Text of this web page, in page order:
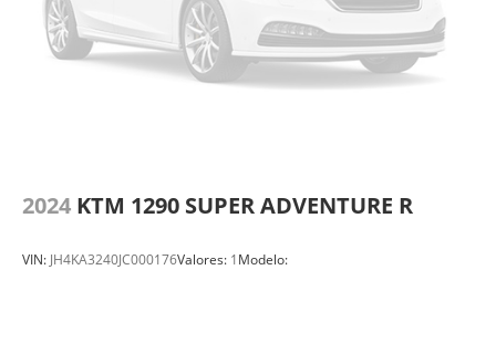
2024 KTM 1290 SUPER ADVENTURE R
VIN: JH4KA3240JC000176Valores: 1Modelo: